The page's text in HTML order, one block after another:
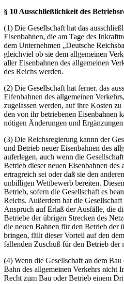
§ 10 Ausschließlichkeit des
(1) Die Gesellschaft hat das
Eisenbahnen, die am Tage des
dem Unternehmen „Deutsche
gleichviel ob sie dem allgemeinen
aller Eisenbahnen des allgemeinen
des Reichs werden.
(2) Die Gesellschaft hat ferner. das
Eifenbahnen des allgemeinen
zugelassen werden, auf ihre Kosten
den von ihr betriebenen Eisenbahnen
nötigen Änderungen und
(3) Die Reichsregierung kannn der
und Betrieb neuer Eisenbahnen des
auferlegen, auch wenn die
Betrieb dieser neuen Eisenbahnen des
ertragreich sei oder daß sie den
unbilligen Wettbewerb bereiten.
Betrieb, sofern die Gesellschaft es
Reichs. Außerdem hat die
Anspruch auf Erlaß der Ausfälle, die
Betriebe der übrigen Strecken des
die neuen Bahnen für den Betrieb der
bringen, fällt dieser Vorteil auf den
fallenden Zuschuß für den Betrieb der
(4) Wenn die Gesellschaft an dem
Bahn des allgemeinen Verkehrs nicht
Recht zum Bau oder Betrieb einem